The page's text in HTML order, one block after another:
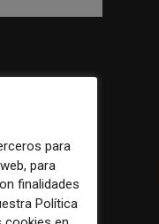
a
fuentes
para
para
finalidades
Política